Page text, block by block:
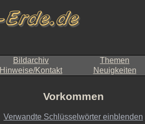
Bildarchiv Themen
Hinweise/Kontakt Neuigkeiten
Vorkommen
Verwandte Schlüsselwörter einblenden